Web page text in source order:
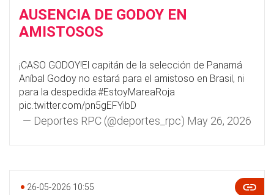
AUSENCIA DE GODOY EN
AMISTOSOS
¡CASO GODOY!El capitán de la selección de Panamá
Aníbal Godoy no estará para el amistoso en Brasil, ni
para la despedida.#EstoyMareaRoja
pic.twitter.com/pn5gEFYibD
— Deportes RPC (@deportes_rpc) May 26, 2026
26-05-2026 10:55